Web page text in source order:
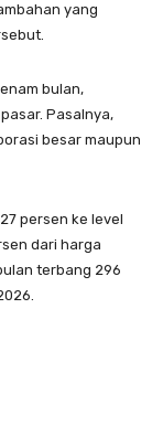
yang
bulan,
Pasalnya,
besar maupun
persen ke level
dari harga
terbang 296